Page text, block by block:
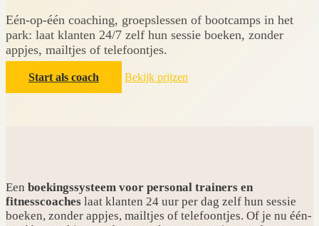
Eén-op-één coaching, groepslessen of bootcamps in het
park: laat klanten 24/7 zelf hun sessie boeken, zonder
appjes, mailtjes of telefoontjes.
Start als coach Bekijk prijzen
Een boekingssysteem voor personal trainers en
fitnesscoaches laat klanten 24 uur per dag zelf hun sessie
boeken, zonder appjes, mailtjes of telefoontjes. Of je nu één-